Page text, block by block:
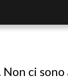
Non ci